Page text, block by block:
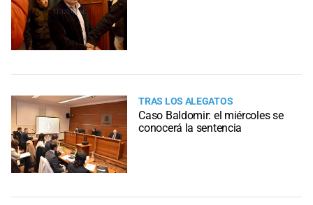
TRAS LOS ALEGATOS
Caso Baldomir: el miércoles se
conocerá la sentencia